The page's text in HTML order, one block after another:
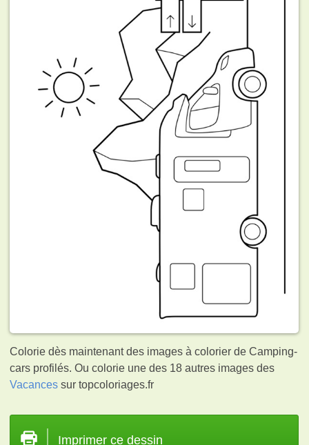
Colorie dès maintenant des images à colorier de Camping‐
cars profilés. Ou colorie une des 18 autres images des
Vacances sur topcoloriages.fr
Imprimer ce dessin